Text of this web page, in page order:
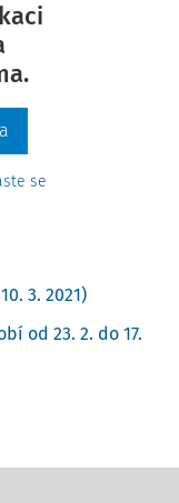
se
3. 2021)
od 23. 2. do 17.